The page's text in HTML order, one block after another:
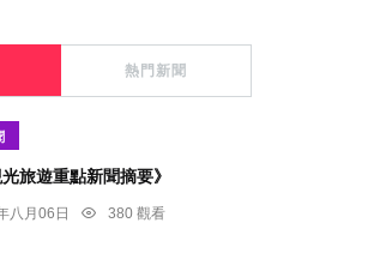
熱門新聞
旅遊重點新聞摘要》
八月06日
380 觀看